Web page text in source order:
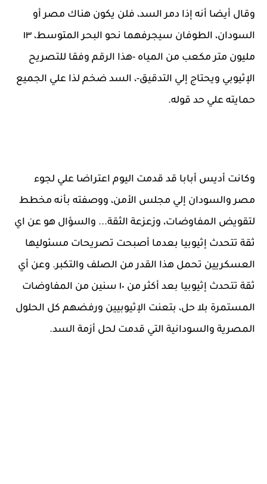
وقال أيضا أنه إذا دمر السد، فلن يكون هناك مصر أو
السودان، الطوفان سيجرفهما نحو البحر المتوسط، ١٣
مليون متر مكعب من المياه -هذا الرقم وفقا للتصريح
الإثيوبي ويحتاج إلي التدقيق-، السد ضخم لذا علي الجميع
حمايته علي حد قوله.
وكانت أديس أبابا قد قدمت اليوم اعتراضا علي لجوء
مصر والسودان إلي مجلس الأمن، ووصفته بأنه مخطط
لتقويض المفاوضات، وزعزعة الثقة... والسؤال هو عن اي
ثقة تتحدث إثيوبيا بعدما أصبحت تصريحات مسئوليها
العسكريين تحمل هذا القدر من الصلف والتكبر. وعن أي
ثقة تتحدث إثيوبيا بعد أكثر من ١٠ سنين من المفاوضات
المستمرة بلا حل، بتعنت الإثيوبيين ورفضهم كل الحلول
المصرية والسودانية التي قدمت لحل أزمة السد.